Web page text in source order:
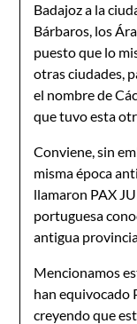
Badajoz a la
Bárbaros, los
puesto que lo
otras ciudades,
el nombre de
que tuvo esta
Conviene, sin
misma época
llamaron PAX
portuguesa
antigua
Mencionamos
han equivocado
creyendo que